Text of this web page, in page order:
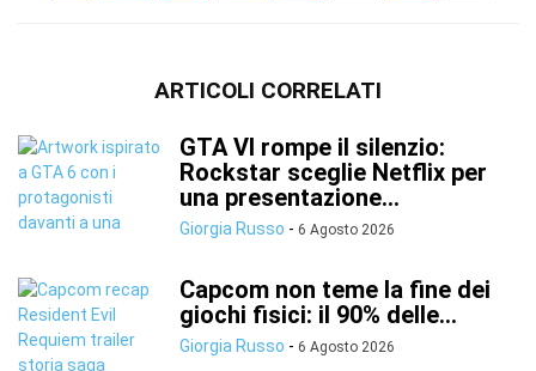
ARTICOLI CORRELATI
GTA VI rompe il silenzio:
Rockstar sceglie Netflix per
una presentazione...
Giorgia Russo - 6 Agosto 2026
Capcom non teme la fine dei
giochi fisici: il 90% delle...
Giorgia Russo - 6 Agosto 2026